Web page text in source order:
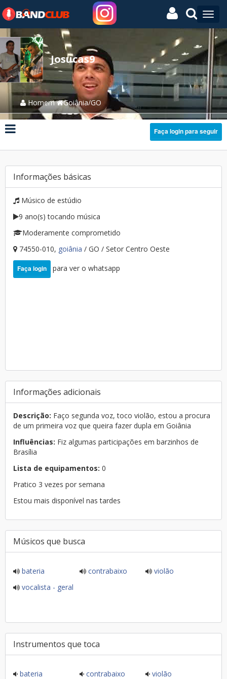
Josucas9
Homem Goiânia/GO
Faça login para seguir
Informações básicas
Músico de estúdio
9 ano(s) tocando música
Moderamente comprometido
74550-010, goiânia / GO / Setor Centro Oeste
Faça login para ver o whatsapp
Informações adicionais
Descrição: Faço segunda voz, toco violão, estou a procura
de um primeira voz que queira fazer dupla em Goiânia
Influências: Fiz algumas participações em barzinhos de
Brasília
Lista de equipamentos: 0
Pratico 3 vezes por semana
Estou mais disponível nas tardes
Músicos que busca
bateria contrabaixo
violão
vocalista - geral
Instrumentos que toca
bateria contrabaixo violão